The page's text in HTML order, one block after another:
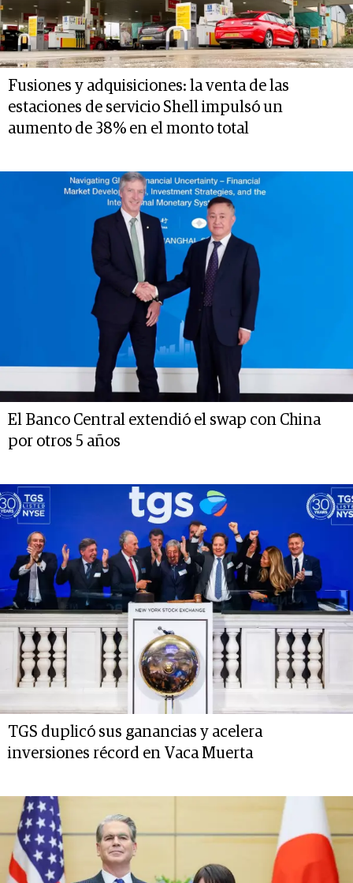
Fusiones y adquisiciones: la venta de las
estaciones de servicio Shell impulsó un
aumento de 38% en el monto total
El Banco Central extendió el swap con China
por otros 5 años
TGS duplicó sus ganancias y acelera
inversiones récord en Vaca Muerta